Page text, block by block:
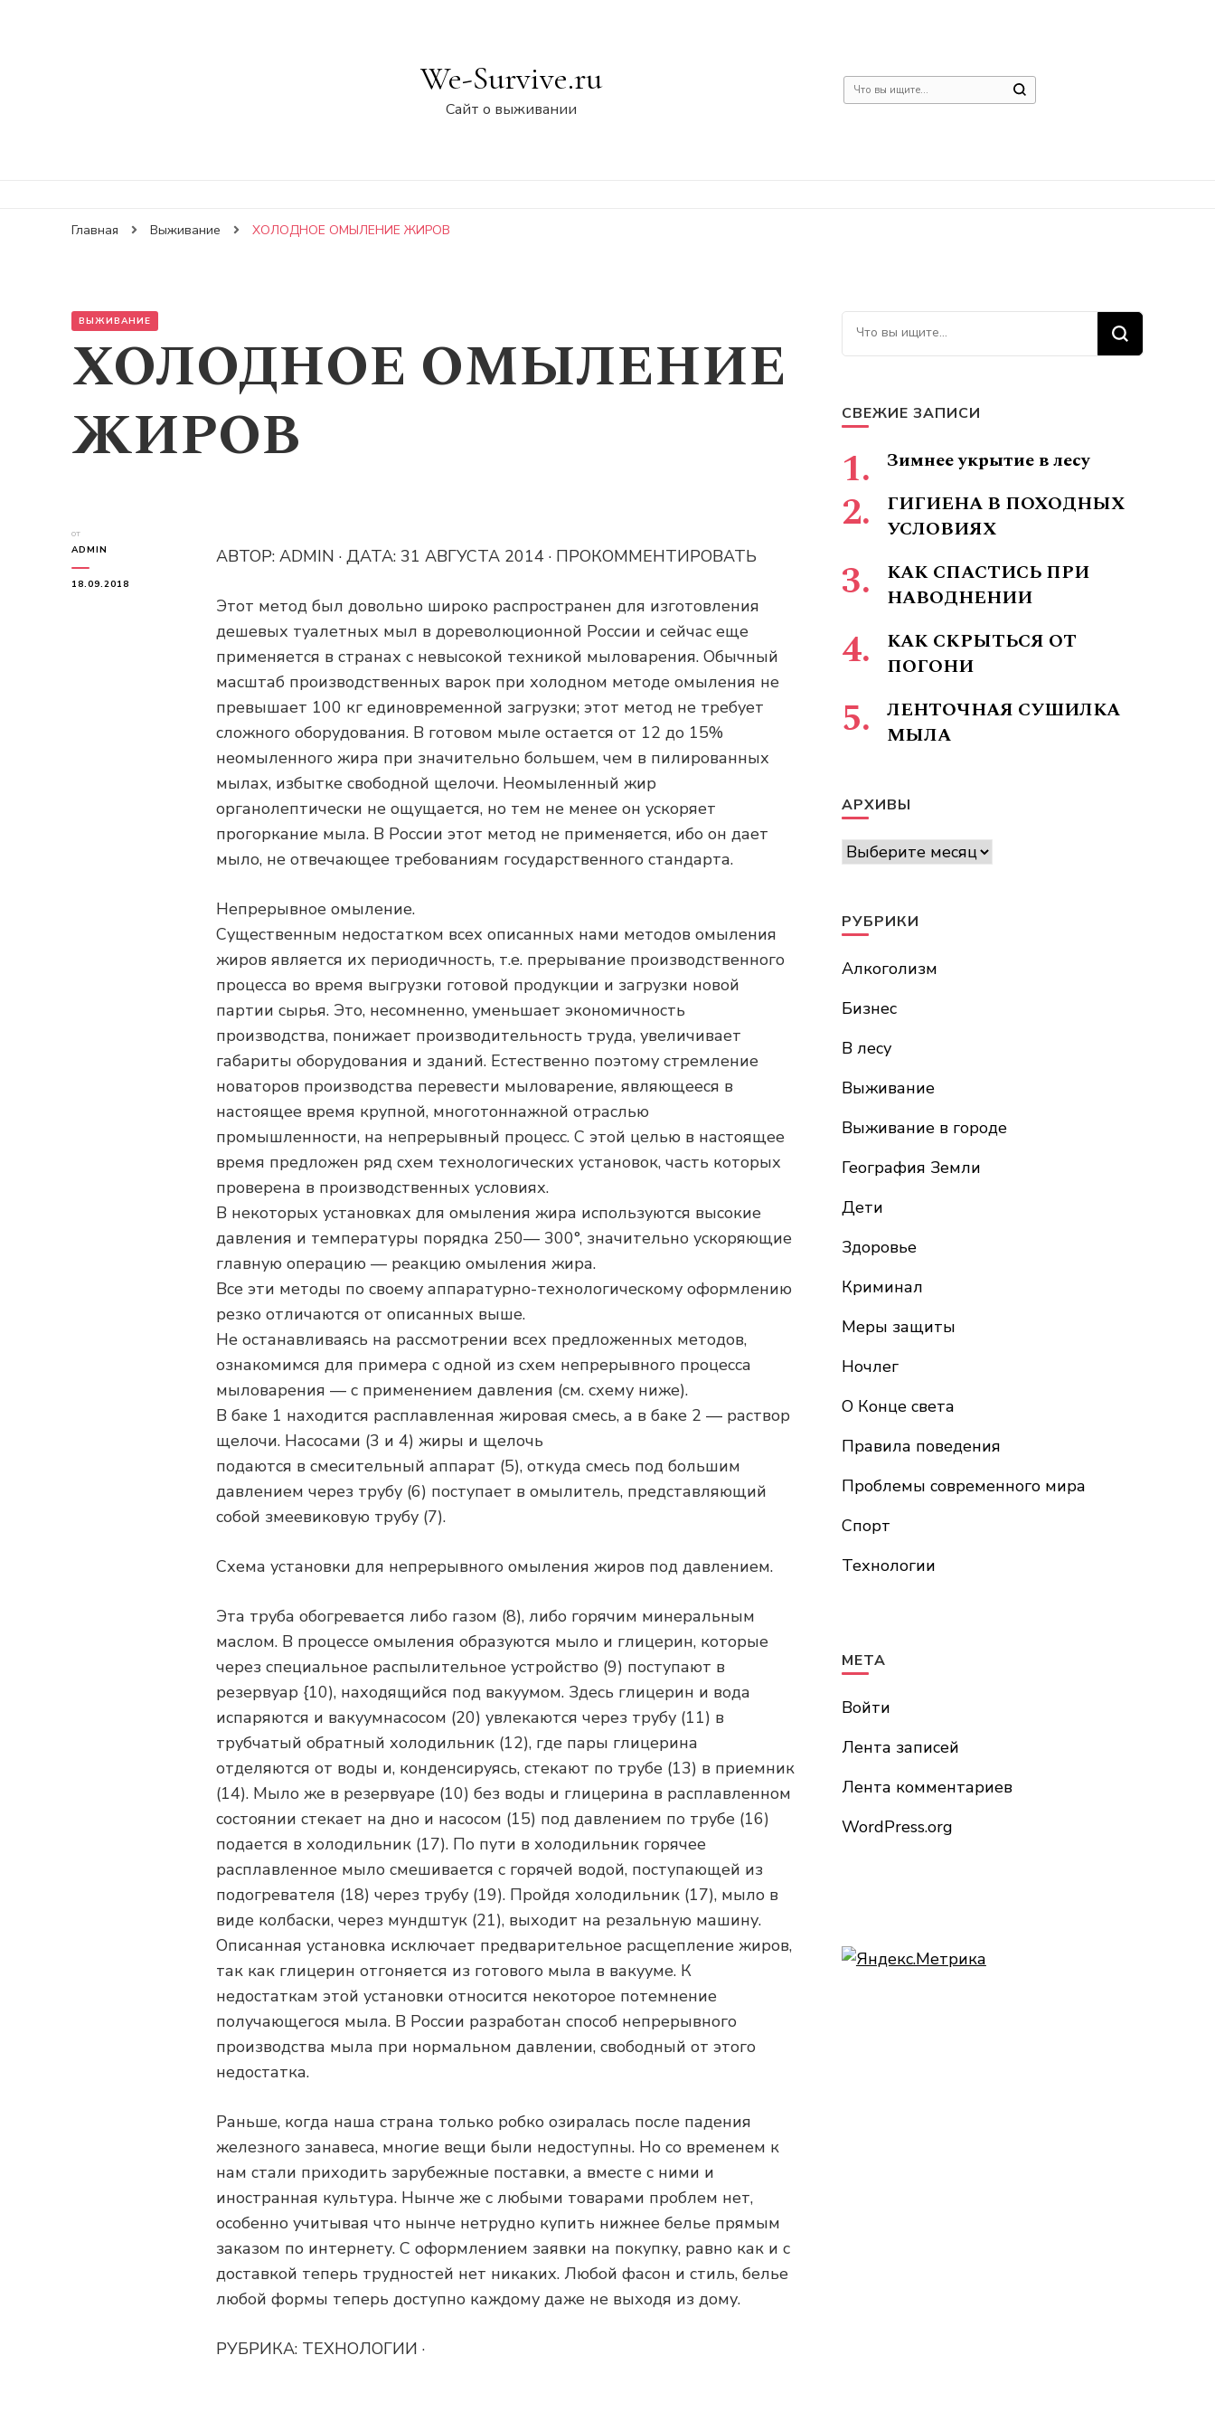
We-Survive.ru
Сайт о выживании
Ищите
Главная Выживание ХОЛОДНОЕ ОМЫЛЕНИЕ ЖИРОВ
ВЫЖИВАНИЕ
ХОЛОДНОЕ ОМЫЛЕНИЕ
ЖИРОВ
от
ADMIN
18.09.2018
АВТОР: ADMIN · ДАТА: 31 АВГУСТА 2014 · ПРОКОММЕНТИРОВАТЬ
Этот метод был довольно широко распространен для изготовления
дешевых туалетных мыл в дореволюционной России и сейчас еще
применяется в странах с невысокой техникой мыловарения. Обычный
масштаб производственных варок при холодном методе омыления не
превышает 100 кг единовременной загрузки; этот метод не требует
сложного оборудования. В готовом мыле остается от 12 до 15%
неомыленного жира при значительно большем, чем в пилированных
мылах, избытке свободной щелочи. Неомыленный жир
органолептически не ощущается, но тем не менее он ускоряет
прогоркание мыла. В России этот метод не применяется, ибо он дает
мыло, не отвечающее требованиям государственного стандарта.
Непрерывное омыление.
Существенным недостатком всех описанных нами методов омыления
жиров является их периодичность, т.е. прерывание производственного
процесса во время выгрузки готовой продукции и загрузки новой
партии сырья. Это, несомненно, уменьшает экономичность
производства, понижает производительность труда, увеличивает
габариты оборудования и зданий. Естественно поэтому стремление
новаторов производства перевести мыловарение, являющееся в
настоящее время крупной, многотоннажной отраслью
промышленности, на непрерывный процесс. С этой целью в настоящее
время предложен ряд схем технологических установок, часть которых
проверена в производственных условиях.
В некоторых установках для омыления жира используются высокие
давления и температуры порядка 250— 300°, значительно ускоряющие
главную операцию — реакцию омыления жира.
Все эти методы по своему аппаратурно-технологическому оформлению
резко отличаются от описанных выше.
Не останавливаясь на рассмотрении всех предложенных методов,
ознакомимся для примера с одной из схем непрерывного процесса
мыловарения — с применением давления (см. схему ниже).
В баке 1 находится расплавленная жировая смесь, а в баке 2 — раствор
щелочи. Насосами (3 и 4) жиры и щелочь
подаются в смесительный аппарат (5), откуда смесь под большим
давлением через трубу (6) поступает в омылитель, представляющий
собой змеевиковую трубу (7).
Схема установки для непрерывного омыления жиров под давлением.
Эта труба обогревается либо газом (8), либо горячим минеральным
маслом. В процессе омыления образуются мыло и глицерин, которые
через специальное распылительное устройство (9) поступают в
резервуар {10), находящийся под вакуумом. Здесь глицерин и вода
испаряются и вакуумнасосом (20) увлекаются через трубу (11) в
трубчатый обратный холодильник (12), где пары глицерина
отделяются от воды и, конденсируясь, стекают по трубе (13) в приемник
(14). Мыло же в резервуаре (10) без воды и глицерина в расплавленном
состоянии стекает на дно и насосом (15) под давлением по трубе (16)
подается в холодильник (17). По пути в холодильник горячее
расплавленное мыло смешивается с горячей водой, поступающей из
подогревателя (18) через трубу (19). Пройдя холодильник (17), мыло в
виде колбаски, через мундштук (21), выходит на резальную машину.
Описанная установка исключает предварительное расщепление жиров,
так как глицерин отгоняется из готового мыла в вакууме. К
недостаткам этой установки относится некоторое потемнение
получающегося мыла. В России разработан способ непрерывного
производства мыла при нормальном давлении, свободный от этого
недостатка.
Раньше, когда наша страна только робко озиралась после падения
железного занавеса, многие вещи были недоступны. Но со временем к
нам стали приходить зарубежные поставки, а вместе с ними и
иностранная культура. Нынче же с любыми товарами проблем нет,
особенно учитывая что нынче нетрудно купить нижнее белье прямым
заказом по интернету. С оформлением заявки на покупку, равно как и с
доставкой теперь трудностей нет никаких. Любой фасон и стиль, белье
любой формы теперь доступно каждому даже не выходя из дому.
РУБРИКА: ТЕХНОЛОГИИ ·
Ищите
что-
СВЕЖИЕ ЗАПИСИ
Зимнее укрытие в лесу
ГИГИЕНА В ПОХОДНЫХ
УСЛОВИЯХ
КАК СПАСТИСЬ ПРИ
НАВОДНЕНИИ
КАК СКРЫТЬСЯ ОТ
ПОГОНИ
ЛЕНТОЧНАЯ СУШИЛКА
МЫЛА
АРХИВЫ
Архивы
РУБРИКИ
Алкоголизм
Бизнес
В лесу
Выживание
Выживание в городе
География Земли
Дети
Здоровье
Криминал
Меры защиты
Ночлег
О Конце света
Правила поведения
Проблемы современного мира
Спорт
Технологии
МЕТА
Войти
Лента записей
Лента комментариев
WordPress.org